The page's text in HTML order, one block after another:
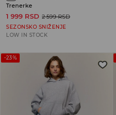
Trenerke
1 999 RSD 2 599 RSD
SEZONSKO SNIŽENJE
LOW IN STOCK
-23%